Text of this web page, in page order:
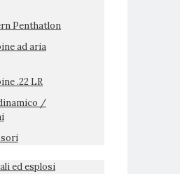
Penthatlon
ad aria
.22 LR
/
ed esplosi